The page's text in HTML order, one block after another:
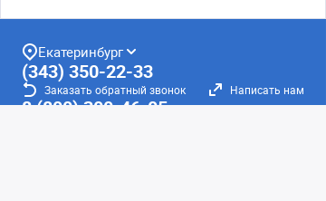
Екатеринбург
(343) 350-22-33
Заказать обратный звонок Написать нам
8 (800) 300-46-05